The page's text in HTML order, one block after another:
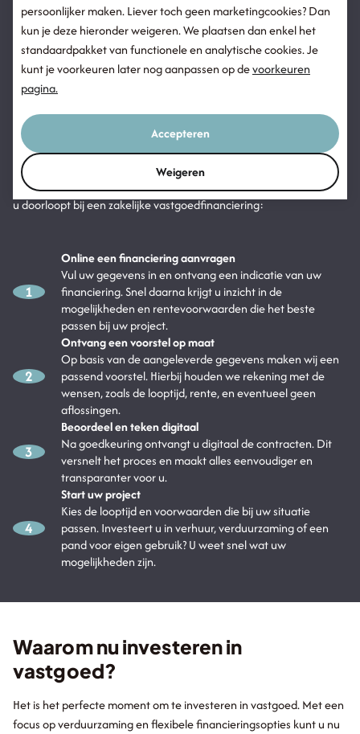
Hoe werkt een
vastgoedfinanciering bij
Overbrugging?
transparant en volledig digitaal. Dankzij aantrekkelijke
voorwaarden en maatwerk kunt u direct starten met uw project, of
het nu gaat om een bedrijfspand,
verhuurproject. Hieronder vindt u een overzicht van de stappen die
u doorloopt bij een zakelijke vastgoedfinanciering:
1
Online een financiering aanvragen
Vul uw gegevens in en ontvang een indicatie van uw
financiering. Snel daarna krijgt u inzicht in de
mogelijkheden en rentevoorwaarden die het beste
passen bij uw project.
2
Ontvang een voorstel op maat
Op basis van de aangeleverde gegevens maken wij een
passend voorstel. Hierbij houden we rekening met de
wensen, zoals de looptijd, rente, en eventueel geen
aflossingen.
3
Beoordeel en teken digitaal
Na goedkeuring ontvangt u digitaal de contracten. Dit
versnelt het proces en maakt alles eenvoudiger en
transparanter voor u.
4
Start uw project
Kies de looptijd en voorwaarden die bij uw situatie
passen. Investeert u in verhuur, verduurzaming of een
pand voor eigen gebruik? U weet snel wat uw
mogelijkheden zijn.
Waarom nu investeren in
vastgoed?
Het is het perfecte moment om te investeren in vastgoed. Met een
focus op verduurzaming en flexibele financieringsopties kunt u nu
persoonlijker maken. Liever toch geen marketingcookies? Dan
kun je deze hieronder weigeren. We plaatsen dan enkel het
standaardpakket van functionele en analytische cookies. Je
kunt je voorkeuren later nog aanpassen op devoorkeuren
pagina.
Accepteren
Weigeren